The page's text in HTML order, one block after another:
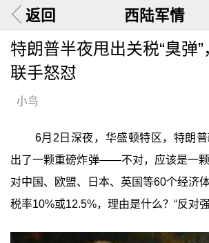
返回 西陆军情
特朗普半夜甩出关税“臭弹
联手怒怼
小鸟
6月2日深夜，华盛顿特区，特朗
出了一颗重磅炸弹——不对，应该是一
对中国、欧盟、日本、英国等60个经济
税率10%或12.5%，理由是什么？“反对强